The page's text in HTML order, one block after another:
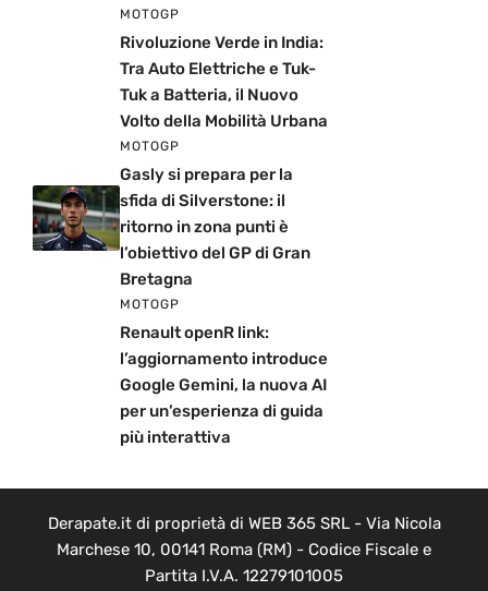
MOTOGP
Rivoluzione Verde in India:
Tra Auto Elettriche e Tuk-
Tuk a Batteria, il Nuovo
Volto della Mobilità Urbana
MOTOGP
Gasly si prepara per la
sfida di Silverstone: il
ritorno in zona punti è
l’obiettivo del GP di Gran
Bretagna
MOTOGP
Renault openR link:
l’aggiornamento introduce
Google Gemini, la nuova AI
per un’esperienza di guida
più interattiva
Derapate.it di proprietà di WEB 365 SRL - Via Nicola
Marchese 10, 00141 Roma (RM) - Codice Fiscale e
Partita I.V.A. 12279101005